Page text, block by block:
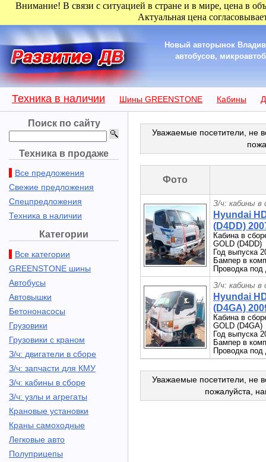
Внимание! В связи с ситуацией в стране и в мире, цена в
Актуальная цена
Новый авторынок
автобусов,
Техника в наличии Шины GREENSTONE Кабины
Поиск по сайту
Техника в продаже
Все предложения
Свежие предложения
Спецпредложения
Техника в наличии
Категории
Все категории
GREENSTONE шины
Автобусы
Автовышки
Бетононасосы
Грузовики
Грузовики с краном
З/ч: двигатели в сборе
З/ч: запчасти для КМУ
З/ч: кабины в сборе
З/ч: узлы и агрегаты
Крановые установки
Краны самоходные
Легковые авто
Полуприцепы
Уважаемые посетители, не
Фото
З/ч: кабины в
Hyundai
(D4DD)
Кабина в
GOLD (D4DD)
Год выпуска
Бампер в
Проводка
З/ч: кабины в
Hyundai
(D4GA)
Кабина в
GOLD (D4GA)
Год выпуска
Бампер в
Проводка
Уважаемые посетители, не
пожалуйста,